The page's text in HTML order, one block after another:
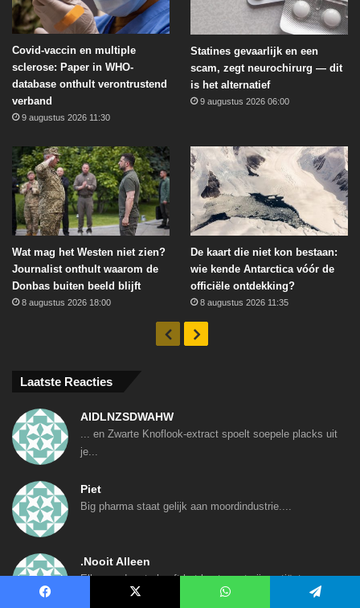
Covid-vaccin en multiple
sclerose: Paper in WHO-
database onthult verontrustend
verband
9 augustus 2026 11:30
Statines gevaarlijk en een
scam, zegt neurochirurg — dit
is het alternatief
9 augustus 2026 06:00
Wat mag het Westen niet zien?
Journalist onthult waarom de
Donbas buiten beeld blijft
8 augustus 2026 18:00
De kaart die niet kon bestaan:
wie kende Antarctica vóór de
officiële ontdekking?
8 augustus 2026 11:35
VorigeVolgende
Laatste Reacties
AIDLNZSDWAHW
... en Zwarte Knoflook-extract spoelt soepele placks uit
je...
Piet
Big pharma staat gelijk aan moordindustrie....
.Nooit Alleen
Elke goede arts heeft het beste met zijn patiënten voor.